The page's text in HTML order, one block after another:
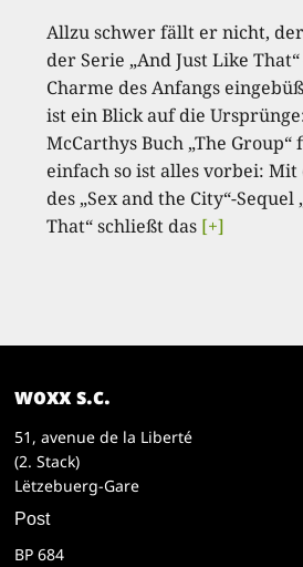
Allzu schwer fällt er nicht,
der Serie „And Just Like
Charme des Anfangs
ist ein Blick auf die
McCarthys Buch „The Group“
einfach so ist alles vorbei:
des „Sex and the City“-Sequel
That“ schließt das [+]
woxx s.c.
51, avenue de la Liberté
(2. Stack)
Lëtzebuerg-Gare
Post
BP 684